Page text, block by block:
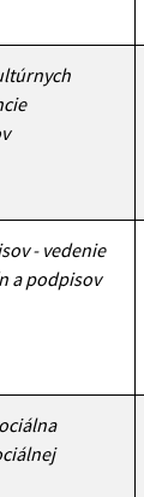
- vedenie
a podpisov